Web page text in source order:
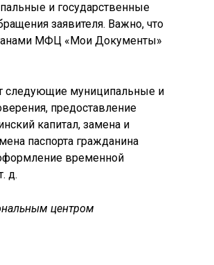
и государственные
заявителя. Важно, что
МФЦ «Мои Документы»
следующие муниципальные и
предоставление
капитал, замена и
паспорта гражданина
временной
д.
центром